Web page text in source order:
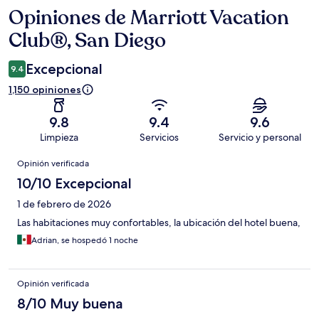
Opiniones
Opiniones de Marriott Vacation
Club®, San Diego
9.4 Excepcional
1,150 opiniones
9.8
Limpieza
9.4
Servicios
9.6
Servicio y personal
Opiniones
Opinión verificada
10/10 Excepcional
1 de febrero de 2026
Las habitaciones muy confortables, la ubicación del hotel buena,
Adrian, se hospedó 1 noche
Opinión verificada
8/10 Muy buena